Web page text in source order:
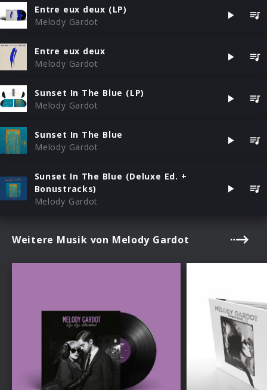
Entre eux deux (LP)
Melody Gardot
Entre eux deux
Melody Gardot
Sunset In The Blue (LP)
Melody Gardot
Sunset In The Blue
Melody Gardot
Sunset In The Blue (Deluxe Ed. +
Bonustracks)
Melody Gardot
Weitere Musik von Melody Gardot